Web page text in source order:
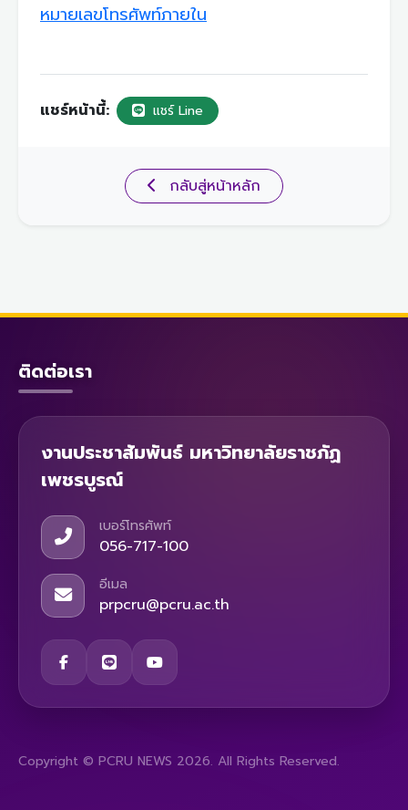
หมายเลขโทรศัพท์ภายใน
แชร์หน้านี้: แชร์ Line
กลับสู่หน้าหลัก
ติดต่อเรา
งานประชาสัมพันธ์ มหาวิทยาลัยราชภัฏ
เพชรบูรณ์
เบอร์โทรศัพท์
056-717-100
อีเมล
prpcru@pcru.ac.th
Copyright © PCRU NEWS 2026. All Rights Reserved.